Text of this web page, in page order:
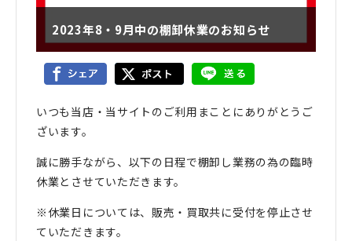
2023年8・9月中の棚卸休業のお知らせ
いつも当店・当サイトのご利用まことにありがとうご
ざいます。
誠に勝手ながら、以下の日程で棚卸し業務の為の臨時
休業とさせていただきます。
※休業日については、販売・買取共に受付を停止させ
ていただきます。